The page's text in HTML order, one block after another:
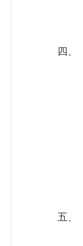
四、
五、